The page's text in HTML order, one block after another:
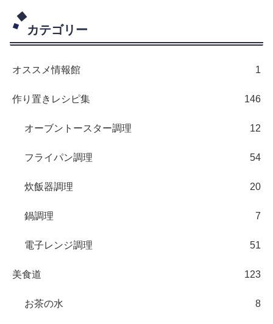
カテゴリー
オススメ情報館 1
作り置きレシピ集 146
オーブントースター調理 12
フライパン調理 54
炊飯器調理 20
鍋調理 7
電子レンジ調理 51
美食道 123
お茶の水 8